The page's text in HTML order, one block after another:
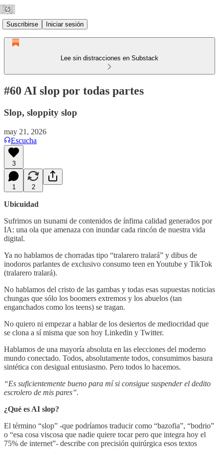
Suscribirse Iniciar sesión
Lee sin distracciones en Substack
#60 AI slop por todas partes
Slop, sloppity slop
may 21, 2026
Escucha
3
1 2
Ubicuidad
Sufrimos un tsunami de contenidos de ínfima calidad generados por
IA: una ola que amenaza con inundar cada rincón de nuestra vida
digital.
Ya no hablamos de chorradas tipo “tralarero tralará” y dibus de
inodoros parlantes de exclusivo consumo teen en Youtube y TikTok
(tralarero tralará).
No hablamos del cristo de las gambas y todas esas supuestas noticias
chungas que sólo los boomers extremos y los abuelos (tan
enganchados como los teens) se tragan.
No quiero ni empezar a hablar de los desiertos de mediocridad que
se clona a sí misma que son hoy Linkedin y Twitter.
Hablamos de una mayoría absoluta en las elecciones del moderno
mundo conectado. Todos, absolutamente todos, consumimos basura
sintética con desigual entusiasmo. Pero todos lo hacemos.
“Es suficientemente bueno para mí si consigue suspender el dedito
escrolero de mis pares”.
¿Qué es AI slop?
El término “slop” -que podríamos traducir como “bazofia”, “bodrio”
o “esa cosa viscosa que nadie quiere tocar pero que integra hoy el
75% de internet”- describe con precisión quirúrgica esos textos